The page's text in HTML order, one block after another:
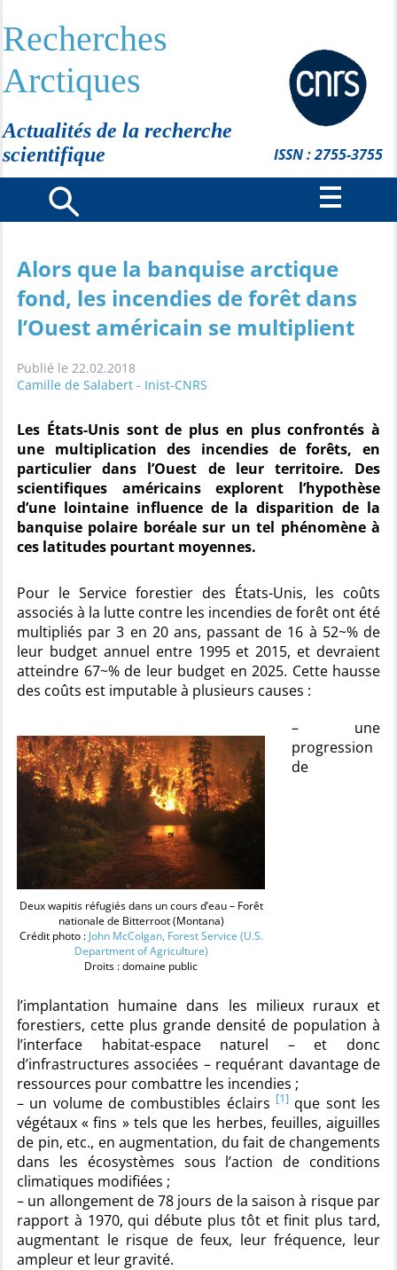
Recherches
Arctiques
Actualités de la recherche
scientifique
ISSN : 2755-3755
Alors que la banquise arctique
fond, les incendies de forêt dans
l’Ouest américain se multiplient
Publié le 22.02.2018
Camille de Salabert - Inist-CNRS
Les États-Unis sont de plus en plus confrontés à
une multiplication des incendies de forêts, en
particulier dans l’Ouest de leur territoire. Des
scientifiques américains explorent l’hypothèse
d’une lointaine influence de la disparition de la
banquise polaire boréale sur un tel phénomène à
ces latitudes pourtant moyennes.
Pour le Service forestier des États-Unis, les coûts
associés à la lutte contre les incendies de forêt ont été
multipliés par 3 en 20 ans, passant de 16 à 52~% de
leur budget annuel entre 1995 et 2015, et devraient
atteindre 67~% de leur budget en 2025. Cette hausse
des coûts est imputable à plusieurs causes :
Deux wapitis réfugiés dans un cours d’eau – Forêt
nationale de Bitterroot (Montana)
Crédit photo : John McColgan, Forest Service (U.S.
Department of Agriculture)
Droits : domaine public
– une
progression
de
l’implantation humaine dans les milieux ruraux et
forestiers, cette plus grande densité de population à
l’interface habitat-espace naturel – et donc
d’infrastructures associées – requérant davantage de
ressources pour combattre les incendies ;
– un volume de combustibles éclairs [1] que sont les
végétaux « fins » tels que les herbes, feuilles, aiguilles
de pin, etc., en augmentation, du fait de changements
dans les écosystèmes sous l’action de conditions
climatiques modifiées ;
– un allongement de 78 jours de la saison à risque par
rapport à 1970, qui débute plus tôt et finit plus tard,
augmentant le risque de feux, leur fréquence, leur
ampleur et leur gravité.